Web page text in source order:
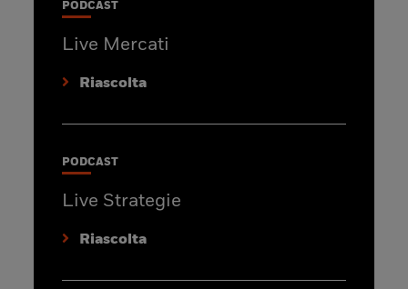
PODCAST
Live Mercati
Riascolta
PODCAST
Live Strategie
Riascolta